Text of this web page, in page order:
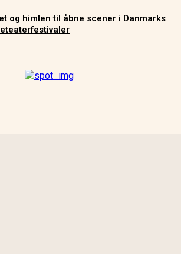
og himlen til åbne scener i Danmarks